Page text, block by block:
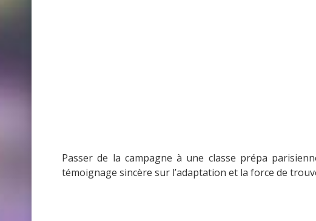
Passer de la campagne à une classe prépa
témoignage sincère sur l’adaptation et la force de